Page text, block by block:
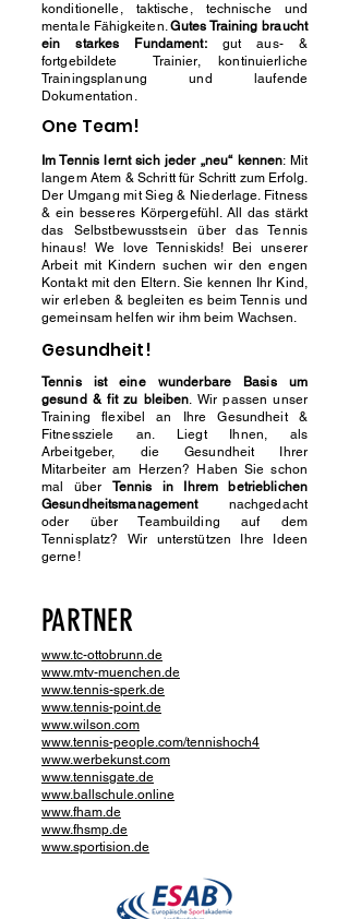
konditionelle, taktische, technische und
mentale Fähigkeiten.Gutes Training braucht
ein starkes Fundament:gut aus- &
fortgebildete Trainier, kontinuierliche
Trainingsplanung und laufende
Dokumentation.
One Team!
Im Tennis lernt sich jeder „neu“ kennen: Mit
langem Atem & Schritt für Schritt zum Erfolg.
Der Umgang mit Sieg & Niederlage. Fitness
& ein besseres Körpergefühl. All das stärkt
das Selbstbewusstsein über das Tennis
hinaus! We love Tenniskids! Bei unserer
Arbeit mit Kindern suchen wir den engen
Kontakt mit den Eltern. Sie kennen Ihr Kind,
wir erleben & begleiten es beim Tennis und
gemeinsam helfen wir ihm beim Wachsen.
Gesundheit!
Tennis ist eine wunderbare Basis um
gesund & fit zu bleiben. Wir passen unser
Training flexibel an Ihre Gesundheit &
Fitnessziele an. Liegt Ihnen, als
Arbeitgeber, die Gesundheit Ihrer
Mitarbeiter am Herzen? Haben Sie schon
mal über Tennis in Ihrem betrieblichen
Gesundheitsmanagementnachgedacht
oder über Teambuilding auf dem
Tennisplatz? Wir unterstützen Ihre Ideen
gerne!
PARTNER
www.tc-ottobrunn.de
www.mtv-muenchen.de
www.tennis-sperk.de
www.tennis-point.de
www.wilson.com
www.tennis-people.com/tennishoch4
www.werbekunst.com
www.tennisgate.de
www.ballschule.online
www.fham.de
www.fhsmp.de
www.sportision.de